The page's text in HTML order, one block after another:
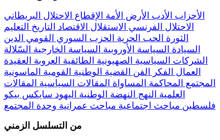
الأحزاب
الأدب الأرض الأمة الإقطاع
الاحتلال البريطاني
الاحتلال الفرنسي
الاستقلال الاقتصاد التاريخ
التعليم
الثورة
الحب الحرية الحزب السوري القومي
الدين
السيادة
السياسة الأوروبية السياسة الخارجية
السّلالة
الشركات السياسية
الصهيونية الطائفية العروبة
العقيدة
العمال
الفكر الفن القضية الوطنية القومية
الماسونية
المجتمع
المحاكمة المساواة المقالات السياسية
المقالات
العلمية
النهج النهضة الوطنية اليهود سايكس بيكو
فلسطين مباحث اجتماعية مباحث عمرانية وحدة المجتمع
من التسلسل الزمني